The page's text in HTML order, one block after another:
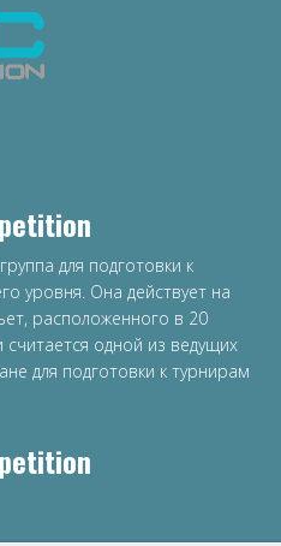
для подготовки к
уровня. Она действует на
расположенного в 20
одной из ведущих
для подготовки к турнирам